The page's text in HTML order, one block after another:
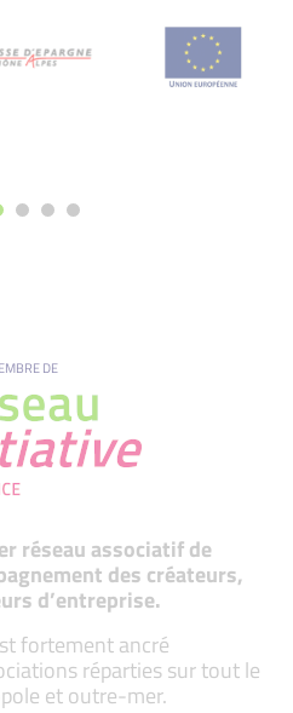
DE
réseau associatif de
des créateurs,
d’entreprise.
fortement ancré
réparties sur tout le
et outre-mer.